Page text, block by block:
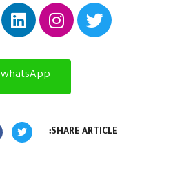
whatsApp
SHARE ARTICLE: